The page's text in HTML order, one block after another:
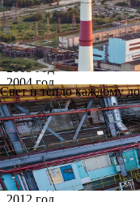
Свет и тепло каждому
Архив
Все годы
2002 год
2003 год
2004 год
2005 год
2006 год
2007 год
2008 год
2009 год
2010 год
2011 год
2012 год